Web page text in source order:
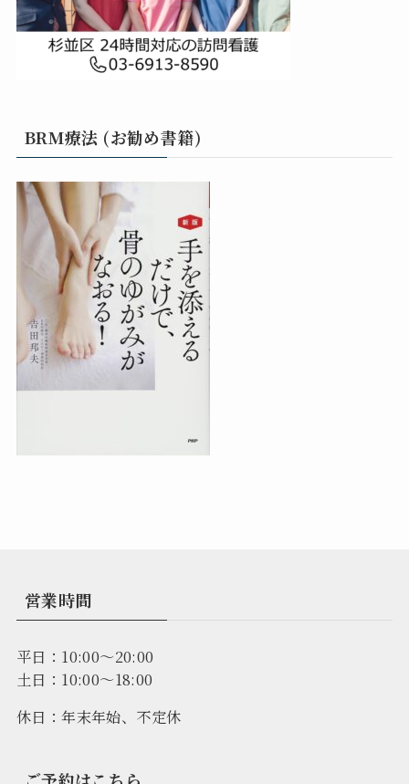
BRM療法 (お勧め書籍)
営業時間
平日：10:00～20:00
土日：10:00～18:00
休日：年末年始、不定休
ご予約はこちら